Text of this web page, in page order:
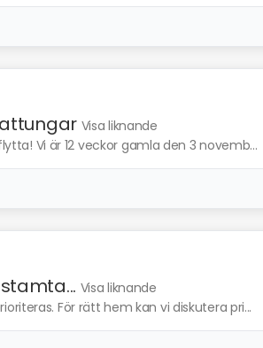
Visa liknande
Vi är 12 veckor gamla den 3 novemb...
Visa liknande
För rätt hem kan vi diskutera pri...